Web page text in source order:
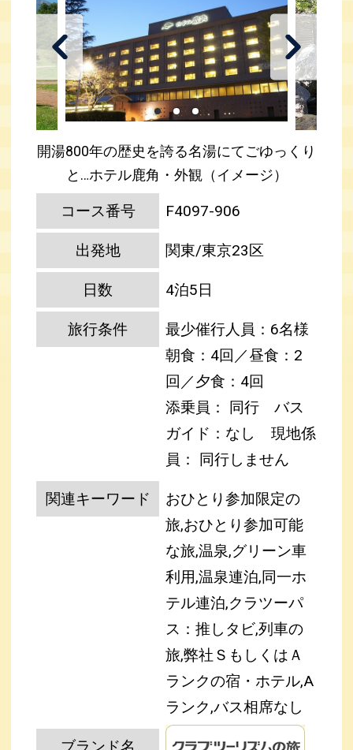
開湯800年の歴史を誇る名湯にてごゆっくり
と…ホテル鹿角・外観（イメージ）
コース番号 F4097-906
出発地 関東/東京23区
日数 4泊5日
旅行条件
最少催行人員：6名様
朝食：4回／昼食：2
回／夕食：4回
添乗員： 同行 バス
ガイド：なし
現地係
員： 同行しません
関連キーワード
おひとり参加限定の
旅,おひとり参加可能
な旅,温泉,グリーン車
利用,温泉連泊,同一ホ
テル連泊,クラツーパ
ス：推しタビ,列車の
旅,弊社ＳもしくはＡ
ランクの宿・ホテル,A
ランク,バス相席なし